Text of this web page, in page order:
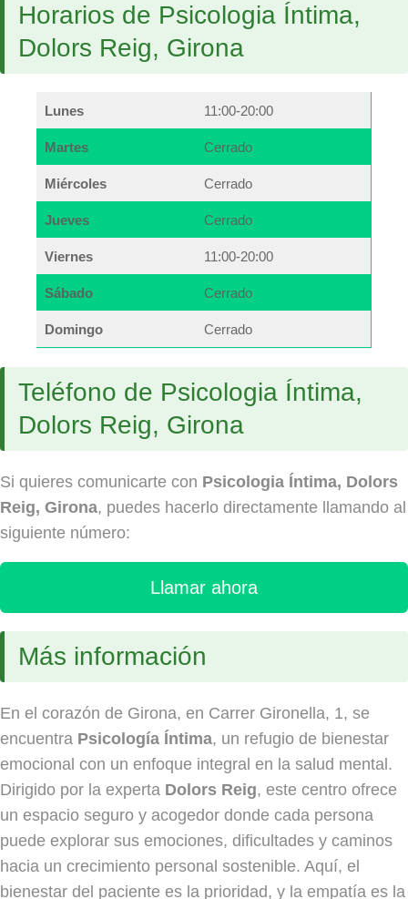
Horarios de Psicologia Íntima,
Dolors Reig, Girona
Lunes 11:00-20:00
Martes Cerrado
Miércoles Cerrado
Jueves Cerrado
Viernes 11:00-20:00
Sábado Cerrado
Domingo Cerrado
Teléfono de Psicologia Íntima,
Dolors Reig, Girona
Si quieres comunicarte con Psicologia Íntima, Dolors
Reig, Girona, puedes hacerlo directamente llamando al
siguiente número:
Llamar ahora
Más información
En el corazón de Girona, en Carrer Gironella, 1, se
encuentra Psicología Íntima, un refugio de bienestar
emocional con un enfoque integral en la salud mental.
Dirigido por la experta Dolors Reig, este centro ofrece
un espacio seguro y acogedor donde cada persona
puede explorar sus emociones, dificultades y caminos
hacia un crecimiento personal sostenible. Aquí, el
bienestar del paciente es la prioridad, y la empatía es la